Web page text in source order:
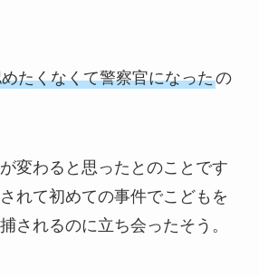
たくなくて警察官になったの
変わると思ったとのことです
れて初めての事件でこどもを
されるのに立ち会ったそう。